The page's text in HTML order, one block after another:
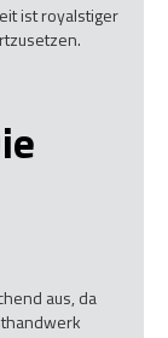
ist royalstiger
aus, da